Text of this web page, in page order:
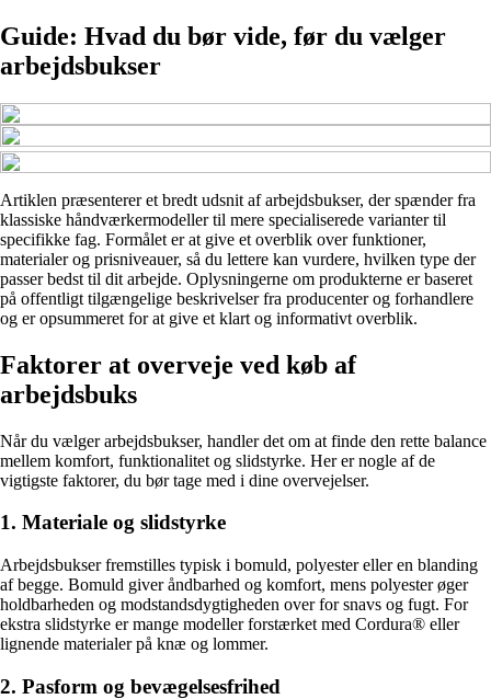
Guide: Hvad du bør vide, før du vælger
arbejdsbukser
Artiklen præsenterer et bredt udsnit af arbejdsbukser, der spænder fra
klassiske håndværkermodeller til mere specialiserede varianter til
specifikke fag. Formålet er at give et overblik over funktioner,
materialer og prisniveauer, så du lettere kan vurdere, hvilken type der
passer bedst til dit arbejde. Oplysningerne om produkterne er baseret
på offentligt tilgængelige beskrivelser fra producenter og forhandlere
og er opsummeret for at give et klart og informativt overblik.
Faktorer at overveje ved køb af
arbejdsbuks
Når du vælger arbejdsbukser, handler det om at finde den rette balance
mellem komfort, funktionalitet og slidstyrke. Her er nogle af de
vigtigste faktorer, du bør tage med i dine overvejelser.
1. Materiale og slidstyrke
Arbejdsbukser fremstilles typisk i bomuld, polyester eller en blanding
af begge. Bomuld giver åndbarhed og komfort, mens polyester øger
holdbarheden og modstandsdygtigheden over for snavs og fugt. For
ekstra slidstyrke er mange modeller forstærket med Cordura® eller
lignende materialer på knæ og lommer.
2. Pasform og bevægelsesfrihed